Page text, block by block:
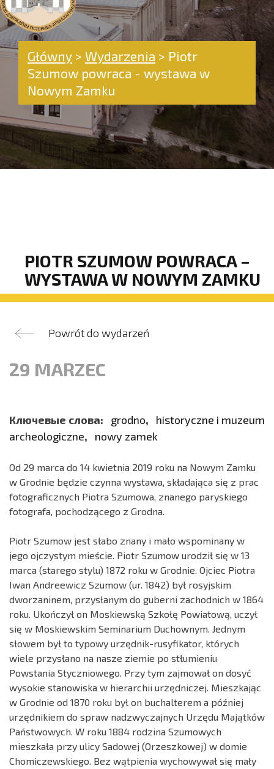
Główny > Wydarzenia > Piotr
Szumow powraca - wystawa w
Nowym Zamku
PIOTR SZUMOW POWRACA –
WYSTAWA W NOWYM ZAMKU
Powrót do wydarzeń
29 MARZEC
Ключевые слова: grodno,
historyczne i muzeum
archeologiczne, nowy zamek
Od 29 marca do 14 kwietnia 2019 roku na Nowym Zamku
w Grodnie będzie czynna wystawa, składająca się z prac
fotograficznych Piotra Szumowa, znanego paryskiego
fotografa, pochodzącego z Grodna.
Piotr Szumow jest słabo znany i mało wspominany w
jego ojczystym mieście. Piotr Szumow urodził się w 13
marca (starego stylu) 1872 roku w Grodnie. Ojciec Piotra
Iwan Andreewicz Szumow (ur. 1842) był rosyjskim
dworzaninem, przysłanym do guberni zachodnich w 1864
roku. Ukończył on Moskiewską Szkołę Powiatową, uczył
się w Moskiewskim Seminarium Duchownym. Jednym
słowem był to typowy urzędnik-rusyfikator, których
wiele przysłano na nasze ziemie po stłumieniu
Powstania Styczniowego. Przy tym zajmował on dosyć
wysokie stanowiska w hierarchii urzędniczej. Mieszkając
w Grodnie od 1870 roku był on buchalterem a później
urzędnikiem do spraw nadzwyczajnych Urzędu Majątków
Państwowych. W roku 1884 rodzina Szumowych
mieszkała przy ulicy Sadowej (Orzeszkowej) w domie
Chomiczewskiego. Bez wątpienia wychowywał się mały